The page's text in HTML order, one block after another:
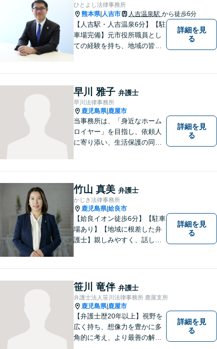
ひとよし法律事務所
熊本県| 人吉市 人吉温泉駅 から徒歩6分
【人吉駅・人吉温泉6分】【駐
車場完備】元市役所職員とし
ての経験を持ち、地域の皆さ
懇切丁寧に対応し、解決を目
指します【LINE対応】
詳細を見
る
早川 雅子 弁護士
早川法律事務所
鹿児島県| 鹿屋市
当事務所は、「身近なホーム
ロイヤー」を目指し、依頼人
に寄り添い、生活保護の同行
っております。
詳細を見
る
竹山 真美 弁護士
かじき法律事務所
鹿児島県|姶良市
【姶良イオン徒歩6分】【駐車
場あり】【地域に根差した弁
護士】親しみやすく、話しや
す。離婚問題／相続問題／借
金問題／交通事故など、幅広
く対応可能。お悩みの方は、
お気軽にご相談ください。
詳細を見
る
笹川 竜伴 弁護士
弁護士法人笹川法律事務所 鹿屋支所
鹿児島県| 鹿屋市
【弁護士歴20年以上】視野を
広く持ち、想像力を豊かに多
角的に考え、より最善の解決
詳細を見
る